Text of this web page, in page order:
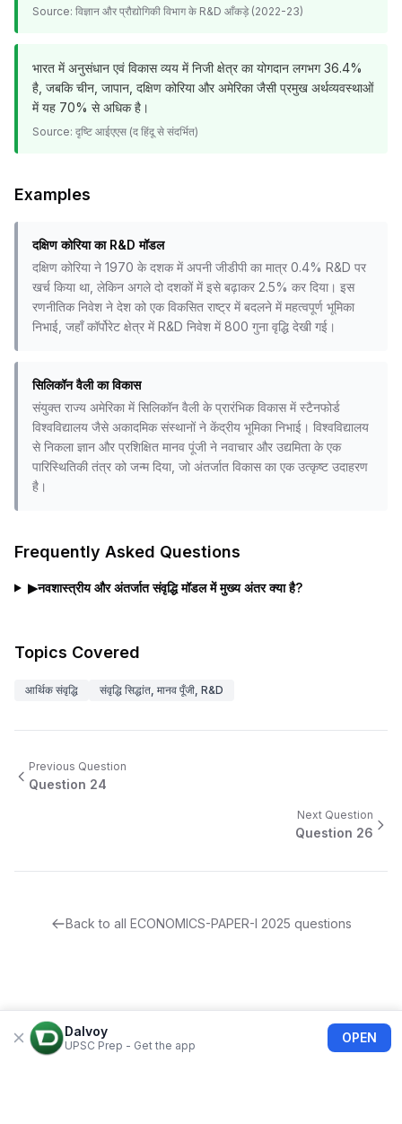
Source: विज्ञान और प्रौद्योगिकी विभाग के R&D आँकड़े (2022-23)
भारत में अनुसंधान एवं विकास व्यय में निजी क्षेत्र का योगदान लगभग 36.4%
है, जबकि चीन, जापान, दक्षिण कोरिया और अमेरिका जैसी प्रमुख अर्थव्यवस्थाओं
में यह 70% से अधिक है।
Source: दृष्टि आईएएस (द हिंदू से संदर्भित)
Examples
दक्षिण कोरिया का R&D मॉडल
दक्षिण कोरिया ने 1970 के दशक में अपनी जीडीपी का मात्र 0.4% R&D पर
खर्च किया था, लेकिन अगले दो दशकों में इसे बढ़ाकर 2.5% कर दिया। इस
रणनीतिक निवेश ने देश को एक विकसित राष्ट्र में बदलने में महत्वपूर्ण भूमिका
निभाई, जहाँ कॉर्पोरेट क्षेत्र में R&D निवेश में 800 गुना वृद्धि देखी गई।
सिलिकॉन वैली का विकास
संयुक्त राज्य अमेरिका में सिलिकॉन वैली के प्रारंभिक विकास में स्टैनफोर्ड
विश्वविद्यालय जैसे अकादमिक संस्थानों ने केंद्रीय भूमिका निभाई। विश्वविद्यालय
से निकला ज्ञान और प्रशिक्षित मानव पूंजी ने नवाचार और उद्यमिता के एक
पारिस्थितिकी तंत्र को जन्म दिया, जो अंतर्जात विकास का एक उत्कृष्ट उदाहरण
है।
Frequently Asked Questions
▶नवशास्त्रीय और अंतर्जात संवृद्धि मॉडल में मुख्य अंतर क्या है?
Topics Covered
आर्थिक संवृद्धि संवृद्धि सिद्धांत, मानव पूँजी, R&D
Previous Question
Question 24
Next Question
Question 26
Back to all ECONOMICS-PAPER-I 2025 questions
Dalvoy
UPSC Prep - Get the app
OPEN